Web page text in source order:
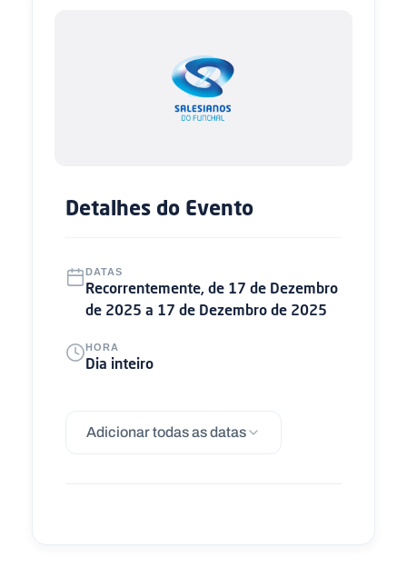
Detalhes do Evento
DATAS
Recorrentemente, de 17 de Dezembro
de 2025 a 17 de Dezembro de 2025
HORA
Dia inteiro
Adicionar todas as datas